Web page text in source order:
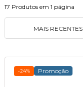
17 Produtos em 1 página
MAIS RECENTES
-24% Promoção